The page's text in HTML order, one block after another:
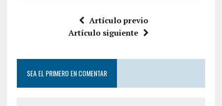
Artículo previo
Artículo siguiente
SEA EL PRIMERO EN COMENTAR